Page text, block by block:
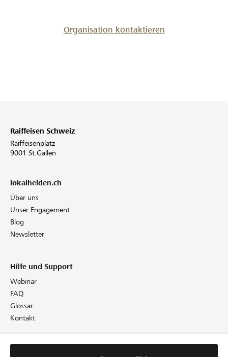
Organisation kontaktieren
Raiffeisen Schweiz
Raiffeisenplatz
9001 St.Gallen
lokalhelden.ch
Über uns
Unser Engagement
Blog
Newsletter
Hilfe und Support
Webinar
FAQ
Glossar
Kontakt